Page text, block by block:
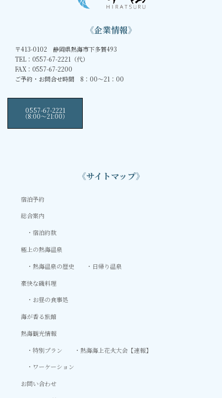
《企業情報》
〒413-0102 静岡県熱海市下多賀493
TEL：0557-67-2221（代）
FAX：0557-67-2200
ご予約・お問合せ時間 8：00～21：00
0557-67-2221
（8:00〜21:00）
《サイトマップ》
宿泊予約
総合案内
宿泊約款
極上の熱海温泉
熱海温泉の歴史
日帰り温泉
豪快な磯料理
お昼の食事処
海が香る旅館
熱海観光情報
特別プラン
熱海海上花火大会【速報】
ワーケーション
お問い合わせ